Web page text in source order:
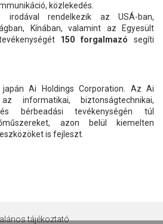
közlekedés.
irodával rendelkezik az USÁ-ban,
Kínában, valamint az Egyesült
150 forgalmazó segíti
Ai Holdings Corporation. Az Ai
informatikai, biztonságtechnikai,
bérbeadási tevékenységén túl
azon belül kiemelten
is fejleszt.
tájékoztató